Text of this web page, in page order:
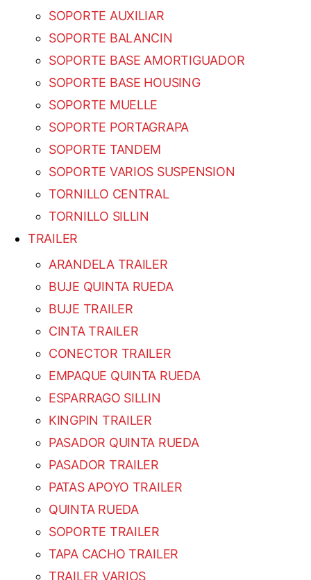
SOPORTE AUXILIAR
SOPORTE BALANCIN
SOPORTE BASE AMORTIGUADOR
SOPORTE BASE HOUSING
SOPORTE MUELLE
SOPORTE PORTAGRAPA
SOPORTE TANDEM
SOPORTE VARIOS SUSPENSION
TORNILLO CENTRAL
TORNILLO SILLIN
TRAILER
ARANDELA TRAILER
BUJE QUINTA RUEDA
BUJE TRAILER
CINTA TRAILER
CONECTOR TRAILER
EMPAQUE QUINTA RUEDA
ESPARRAGO SILLIN
KINGPIN TRAILER
PASADOR QUINTA RUEDA
PASADOR TRAILER
PATAS APOYO TRAILER
QUINTA RUEDA
SOPORTE TRAILER
TAPA CACHO TRAILER
TRAILER VARIOS